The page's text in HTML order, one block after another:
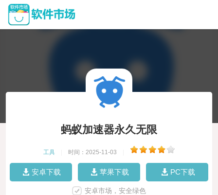
蚂蚁加速器永久无限
工具 时间：2025-11-03
安卓下载 苹果下载 PC下载
安卓市场，安全绿色